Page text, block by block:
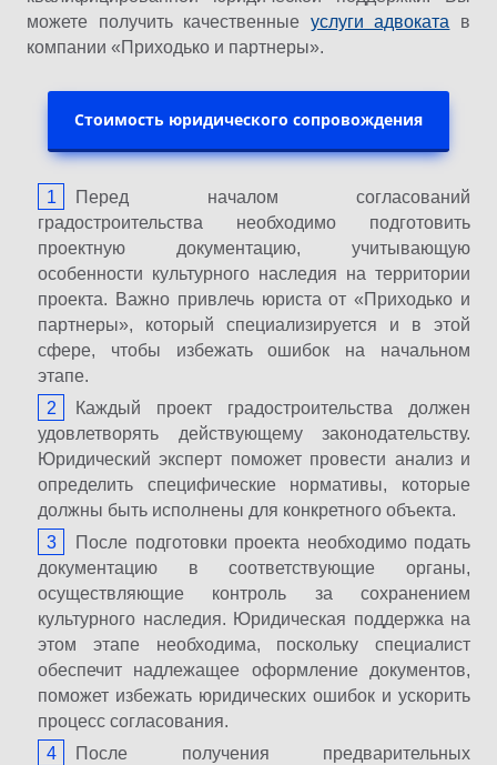
можете получить качественные услуги адвоката в
компании «Приходько и партнеры».
Стоимость юридического сопровождения
Перед началом согласований
градостроительства необходимо подготовить
проектную документацию, учитывающую
особенности культурного наследия на территории
проекта. Важно привлечь юриста от «Приходько и
партнеры», который специализируется и в этой
сфере, чтобы избежать ошибок на начальном
этапе.
Каждый проект градостроительства должен
удовлетворять действующему законодательству.
Юридический эксперт поможет провести анализ и
определить специфические нормативы, которые
должны быть исполнены для конкретного объекта.
После подготовки проекта необходимо подать
документацию в соответствующие органы,
осуществляющие контроль за сохранением
культурного наследия. Юридическая поддержка на
этом этапе необходима, поскольку специалист
обеспечит надлежащее оформление документов,
поможет избежать юридических ошибок и ускорить
процесс согласования.
После получения предварительных